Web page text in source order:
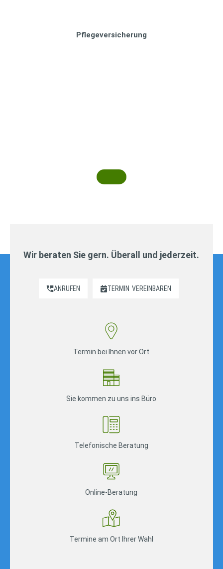
Pflegeversicherung
Wir beraten Sie gern. Überall und jederzeit.
ANRUFEN TERMIN VEREINBAREN
Termin bei Ihnen vor Ort
Sie kommen zu uns ins Büro
Telefonische Beratung
Online-Beratung
Termine am Ort Ihrer Wahl